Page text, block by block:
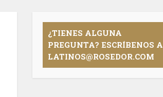
¿TIENES ALGUNA
PREGUNTA? ESCRÍBENOS A
LATINOS@ROSEDOR.COM